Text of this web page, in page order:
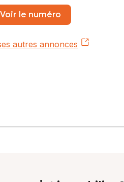
Voir le numéro
autres annonces